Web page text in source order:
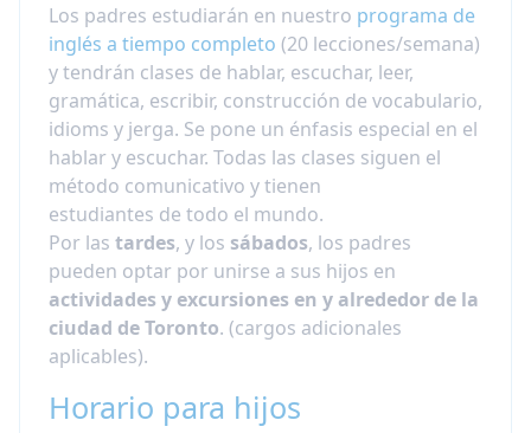
Los padres estudiarán en nuestro programa de
inglés a tiempo completo (20 lecciones/semana)
y tendrán clases de hablar, escuchar, leer,
gramática, escribir, construcción de vocabulario,
idioms y jerga. Se pone un énfasis especial en el
hablar y escuchar. Todas las clases siguen el
método comunicativo y tienen
estudiantes de todo el mundo.
Por las tardes, y los sábados, los padres
pueden optar por unirse a sus hijos en
actividades y excursiones en y alrededor de la
ciudad de Toronto. (cargos adicionales
aplicables).
Horario para hijos